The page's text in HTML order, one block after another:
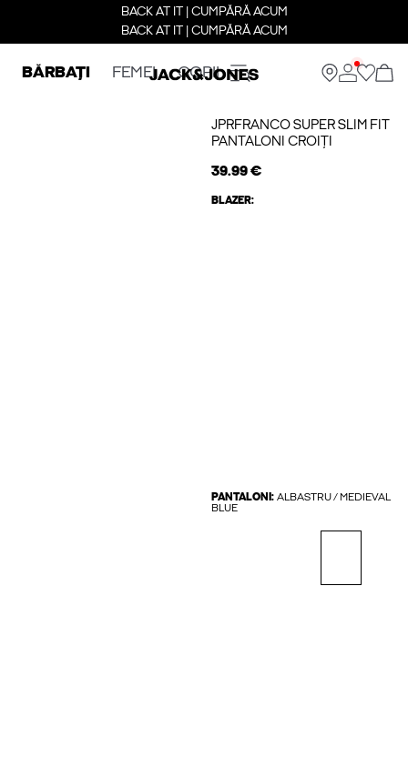
BACK AT IT | CUMPĂRĂ ACUM
BACK AT IT | CUMPĂRĂ ACUM
BĂRBAȚI FEMEI COPII
JPRFRANCO SUPER SLIM FIT
PANTALONI CROIȚI
39.99 €
BLAZER:
PANTALONI: ALBASTRU / MEDIEVAL
BLUE